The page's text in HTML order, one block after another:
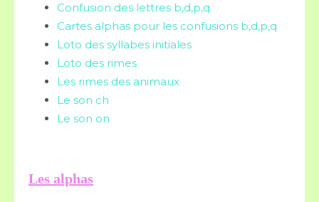
Confusion des lettres b,d,p,q
Cartes alphas pour les confusions b,d,p,q
Loto des syllabes initiales
Loto des rimes
Les rimes des animaux
Le son ch
Le son on
Les alphas